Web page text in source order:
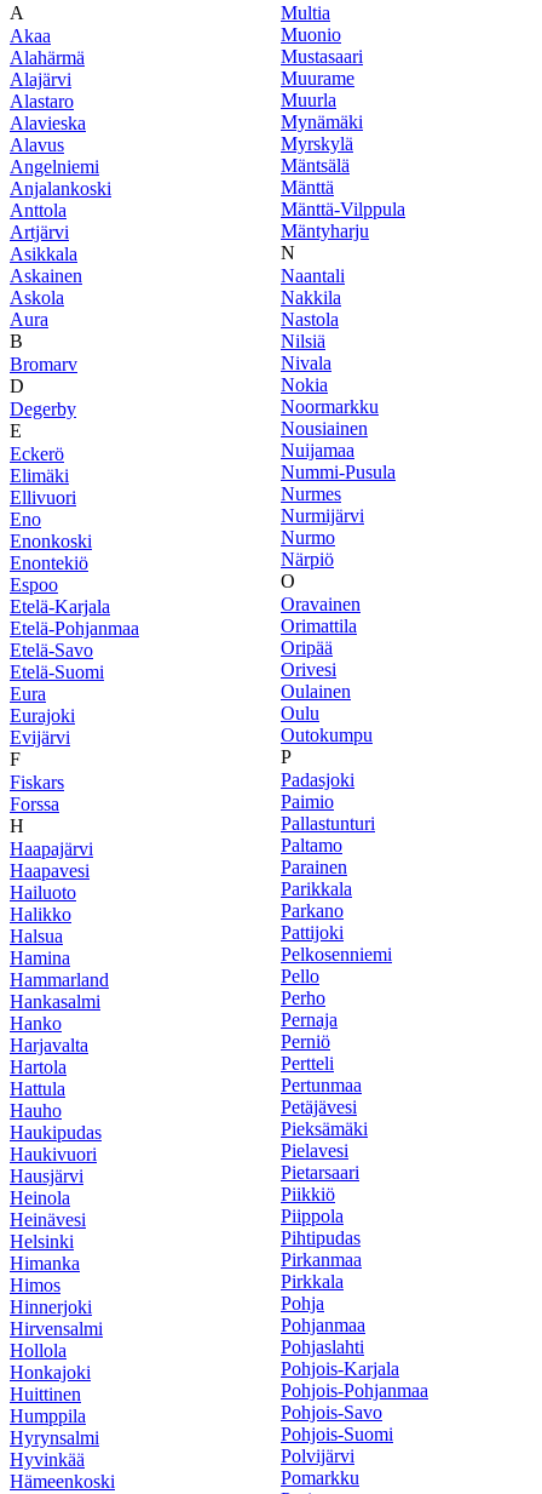
A
Akaa
Alahärmä
Alajärvi
Alastaro
Alavieska
Alavus
Angelniemi
Anjalankoski
Anttola
Artjärvi
Asikkala
Askainen
Askola
Aura
B
Bromarv
D
Degerby
E
Eckerö
Elimäki
Ellivuori
Eno
Enonkoski
Enontekiö
Espoo
Etelä-Karjala
Etelä-Pohjanmaa
Etelä-Savo
Etelä-Suomi
Eura
Eurajoki
Evijärvi
F
Fiskars
Forssa
H
Haapajärvi
Haapavesi
Hailuoto
Halikko
Halsua
Hamina
Hammarland
Hankasalmi
Hanko
Harjavalta
Hartola
Hattula
Hauho
Haukipudas
Haukivuori
Hausjärvi
Heinola
Heinävesi
Helsinki
Himanka
Himos
Hinnerjoki
Hirvensalmi
Hollola
Honkajoki
Huittinen
Humppila
Hyrynsalmi
Hyvinkää
Hämeenkoski
Multia
Muonio
Mustasaari
Muurame
Muurla
Mynämäki
Myrskylä
Mäntsälä
Mänttä
Mänttä-Vilppula
Mäntyharju
N
Naantali
Nakkila
Nastola
Nilsiä
Nivala
Nokia
Noormarkku
Nousiainen
Nuijamaa
Nummi-Pusula
Nurmes
Nurmijärvi
Nurmo
Närpiö
O
Oravainen
Orimattila
Oripää
Orivesi
Oulainen
Oulu
Outokumpu
P
Padasjoki
Paimio
Pallastunturi
Paltamo
Parainen
Parikkala
Parkano
Pattijoki
Pelkosenniemi
Pello
Perho
Pernaja
Perniö
Pertteli
Pertunmaa
Petäjävesi
Pieksämäki
Pielavesi
Pietarsaari
Piikkiö
Piippola
Pihtipudas
Pirkanmaa
Pirkkala
Pohja
Pohjanmaa
Pohjaslahti
Pohjois-Karjala
Pohjois-Pohjanmaa
Pohjois-Savo
Pohjois-Suomi
Polvijärvi
Pomarkku